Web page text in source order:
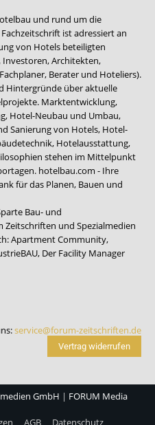
und rund um die
ist adressiert an
von Hotels beteiligten
Architekten,
Berater und Hoteliers).
Hintergründe über aktuelle
Marktentwicklung,
Hotel-Neubau und Umbau,
Sanierung von Hotels, Hotel-
Hotelausstattung,
stehen im Mittelpunkt
hotelbau.com - Ihre
für das Planen, Bauen und
Bau- und
und Spezialmedien
Apartment Community,
, Der Facility Manager
service@forum-zeitschriften.de
Vertrag widerrufen
GmbH | FORUM Media